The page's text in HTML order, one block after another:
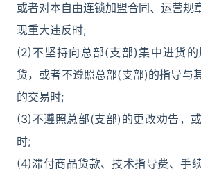
或者对本自由连锁加盟合同、运营规
现重大违反时;
(2)不坚持向总部(支部)集中进货
货，或者不遵照总部(支部)的指导与
的交易时;
(3)不遵照总部(支部)的更改劝告，
时;
(4)滞付商品货款、技术指导费、手